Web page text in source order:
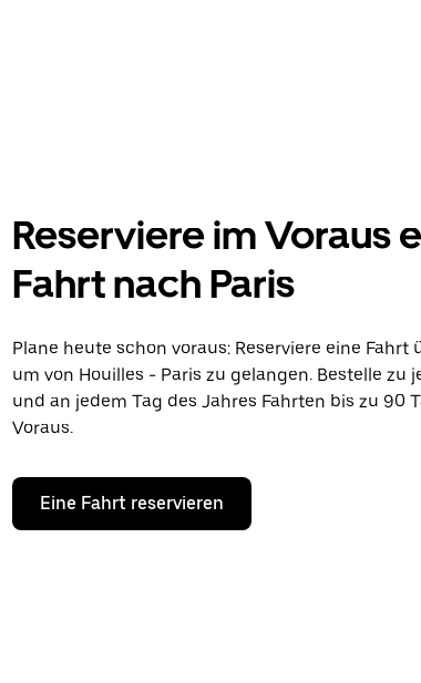
Reserviere im Voraus
Fahrt nach Paris
Plane heute schon voraus: Reserviere eine Fahrt
um von Houilles - Paris zu gelangen. Bestelle zu
und an jedem Tag des Jahres Fahrten bis zu 90
Voraus.
Eine Fahrt reservieren